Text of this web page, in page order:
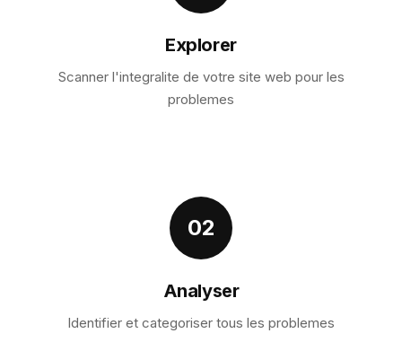
Explorer
Scanner l'integralite de votre site web pour les
problemes
02
Analyser
Identifier et categoriser tous les problemes